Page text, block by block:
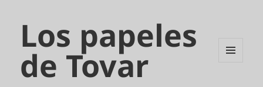
Los papeles
de Tovar